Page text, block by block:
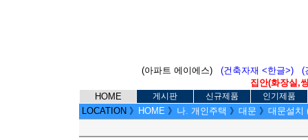
(아파트 에이에스) (건축자재 <한글>)
(
집안(화장실,
HOME
게시판 신규제품 인기제품
LOCATION 》 HOME 》 나. 개인주택 》 대문 》 대문설치